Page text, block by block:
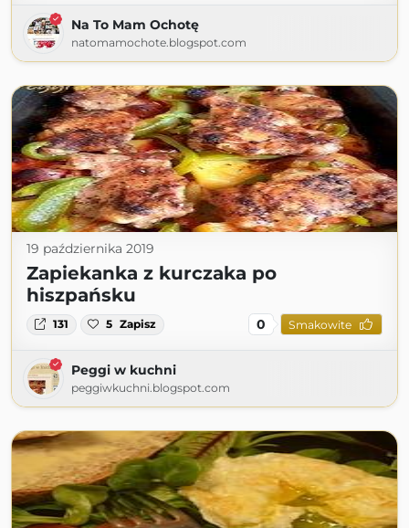
Na To Mam Ochotę
natomamochote.blogspot.com
19 października 2019
Zapiekanka z kurczaka po
hiszpańsku
131 5 Zapisz 0 Smakowite
Peggi w kuchni
peggiwkuchni.blogspot.com